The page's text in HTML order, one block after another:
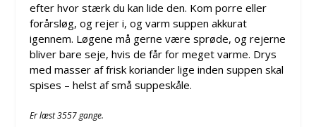
efter hvor stærk du kan lide den. Kom porre eller
forårsløg, og rejer i, og varm suppen akkurat
igennem. Løgene må gerne være sprøde, og rejerne
bliver bare seje, hvis de får for meget varme. Drys
med masser af frisk koriander lige inden suppen skal
spises – helst af små suppeskåle.
Er læst 3557 gange.